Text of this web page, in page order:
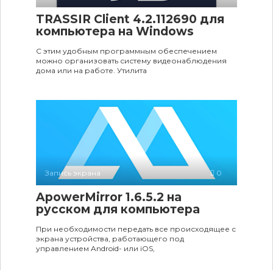
TRASSIR Client 4.2.112690 для
компьютера на Windows
С этим удобным программным обеспечением
можно организовать систему видеонаблюдения
дома или на работе. Утилита
Запись экрана 0
ApowerMirror 1.6.5.2 на
русском для компьютера
При необходимости передать все происходящее с
экрана устройства, работающего под
управлением Android- или iOS,